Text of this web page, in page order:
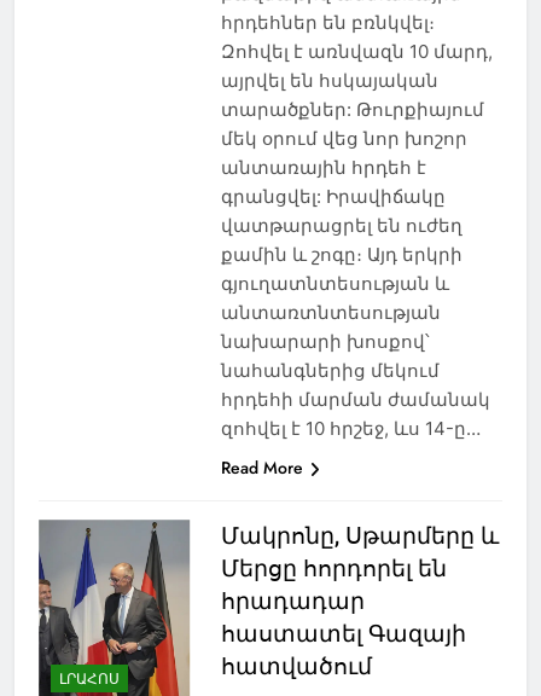
հրդեհներ են բռնկվել։
Զոհվել է առնվազն 10 մարդ,
այրվել են հսկայական
տարածքներ: Թուրքիայում
մեկ օրում վեց նոր խոշոր
անտառային հրդեհ է
գրանցվել: Իրավիճակը
վատթարացրել են ուժեղ
քամին և շոգը։ Այդ երկրի
գյուղատնտեսության և
անտառտնտեսության
նախարարի խոսքով՝
նահանգներից մեկում
հրդեհի մարման ժամանակ
զոհվել է 10 հրշեջ, ևս 14-ը…
Read More
ԼՐԱՀՈՍ
Մակրոնը, Սթարմերը և
Մերցը հորդորել են
հրադադար
հաստատել Գազայի
հատվածում